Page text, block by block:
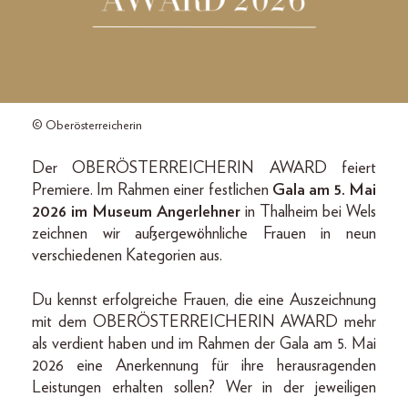
© Oberösterreicherin
Der OBERÖSTERREICHERIN AWARD feiert
Premiere. Im Rahmen einer festlichen Gala am 5. Mai
2026 im Museum Angerlehner in Thalheim bei Wels
zeichnen wir außergewöhnliche Frauen in neun
verschiedenen Kategorien aus.
Du kennst erfolgreiche Frauen, die eine Auszeichnung
mit dem OBERÖSTERREICHERIN AWARD mehr
als verdient haben und im Rahmen der Gala am 5. Mai
2026 eine Anerkennung für ihre herausragenden
Leistungen erhalten sollen? Wer in der jeweiligen